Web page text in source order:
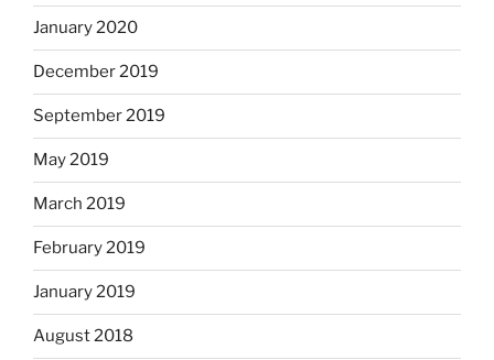
January 2020
December 2019
September 2019
May 2019
March 2019
February 2019
January 2019
August 2018